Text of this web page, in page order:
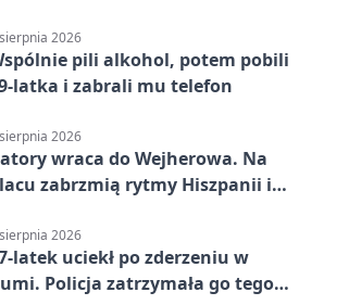
2026
pili alkohol, potem pobili
latka i zabrali mu telefon
2026
wraca do Wejherowa. Na
zabrzmią rytmy Hiszpanii i
2026
latek uciekł po zderzeniu w
Policja zatrzymała go tego